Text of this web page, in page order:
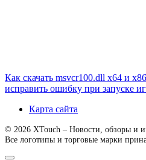
Как скачать msvcr100.dll x64 и
исправить ошибку при запуске
Карта сайта
© 2026 XTouch – Новости, обзоры и
Все логотипы и торговые марки